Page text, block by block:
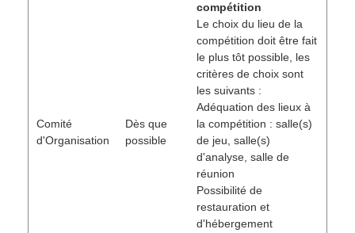
Comité
d'Organisation
Dès que
possible
compétition
Le choix du lieu de la
compétition doit être fait
le plus tôt possible, les
critères de choix sont
les suivants :
Adéquation des lieux à
la compétition : salle(s)
de jeu, salle(s)
d'analyse, salle de
réunion
Possibilité de
restauration et
d'hébergement